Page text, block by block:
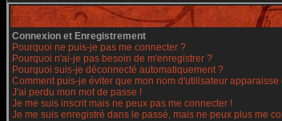
Connexion et Enregistrement
Pourquoi ne puis-je pas me connecter ?
Pourquoi n'ai-je pas besoin de m'enregistrer ?
Pourquoi suis-je déconnecté automatiquement ?
Comment puis-je éviter que mon nom d'utilisateur
J'ai perdu mon mot de passe !
Je me suis inscrit mais ne peux pas me connecter !
Je me suis enregistré dans le passé, mais ne peux plus me